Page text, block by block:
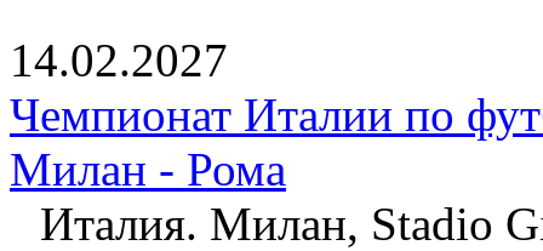
14.02.2027
Чемпионат Италии по
Милан - Рома
Италия. Милан, Stadio